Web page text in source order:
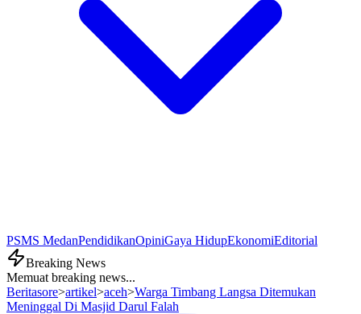
PSMS MedanPendidikanOpiniGaya HidupEkonomiEditorial
Breaking News
Memuat breaking news...
Beritasore>artikel>aceh>Warga Timbang Langsa Ditemukan
Meninggal Di Masjid Darul Falah